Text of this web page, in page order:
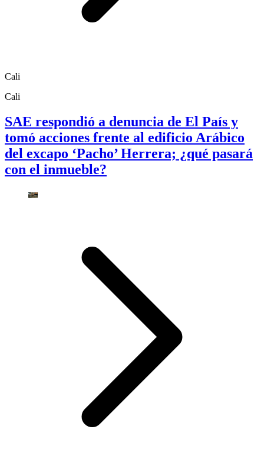
Cali
Cali
SAE respondió a denuncia de El País y
tomó acciones frente al edificio Arábico
del excapo ‘Pacho’ Herrera; ¿qué pasará
con el inmueble?